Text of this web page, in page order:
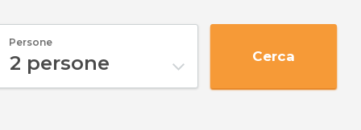
Persone
2 persone Cerca